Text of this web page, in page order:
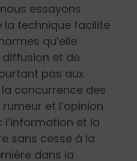
essayons
la technique facilite
qu’elle
et de
pas aux
concurrence des
et l’opinion
et la
sans cesse à la
dans la